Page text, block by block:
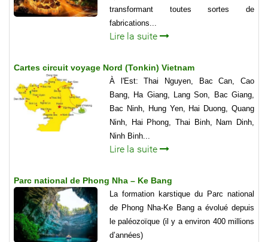
transformant toutes sortes de
fabrications...
Lire la suite
Cartes circuit voyage Nord (Tonkin) Vietnam
À l'Est: Thai Nguyen, Bac Can, Cao
Bang, Ha Giang, Lang Son, Bac Giang,
Bac Ninh, Hung Yen, Hai Duong, Quang
Ninh, Hai Phong, Thai Binh, Nam Dinh,
Ninh Binh...
Lire la suite
Parc national de Phong Nha – Ke Bang
La formation karstique du Parc national
de Phong Nha-Ke Bang a évolué depuis
le paléozoïque (il y a environ 400 millions
d’années)